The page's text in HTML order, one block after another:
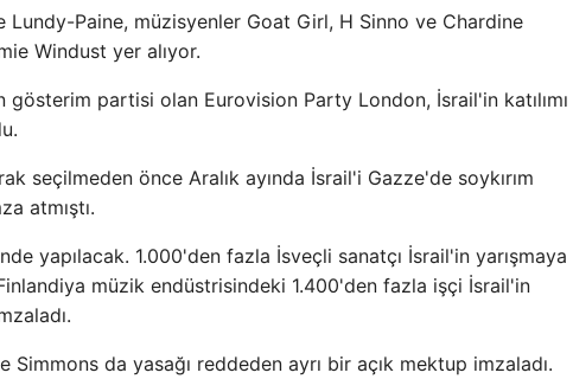
Lundy-Paine, müzisyenler Goat Girl, H Sinno ve Chardine
Windust yer alıyor.
partisi olan Eurovision Party London, İsrail'in katılımı
seçilmeden önce Aralık ayında İsrail'i Gazze'de soykırım
atmıştı.
yapılacak. 1.000'den fazla İsveçli sanatçı İsrail'in yarışmaya
Finlandiya müzik endüstrisindeki 1.400'den fazla işçi İsrail'in
da yasağı reddeden ayrı bir açık mektup imzaladı.